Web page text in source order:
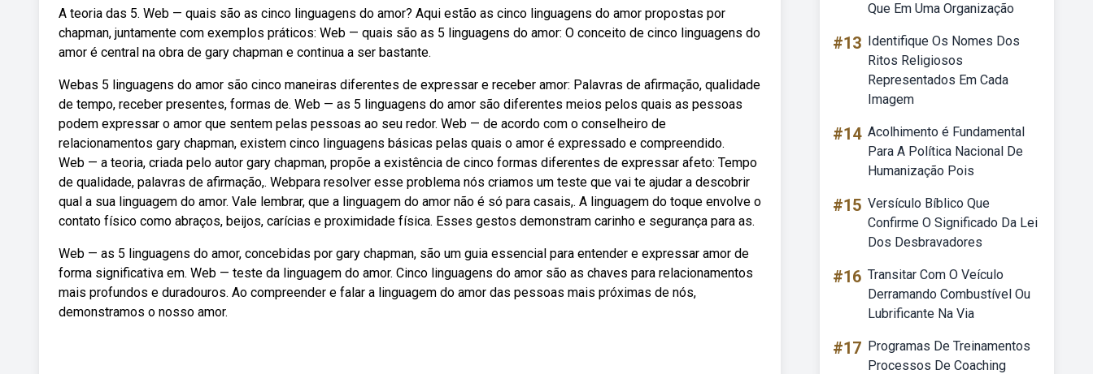
A teoria das 5. Web — quais são as cinco linguagens do amor? Aqui estão as cinco linguagens do amor propostas por
chapman, juntamente com exemplos práticos: Web — quais são as 5 linguagens do amor: O conceito de cinco linguagens do
amor é central na obra de gary chapman e continua a ser bastante.
Webas 5 linguagens do amor são cinco maneiras diferentes de expressar e receber amor: Palavras de afirmação, qualidade
de tempo, receber presentes, formas de. Web — as 5 linguagens do amor são diferentes meios pelos quais as pessoas
podem expressar o amor que sentem pelas pessoas ao seu redor. Web — de acordo com o conselheiro de
relacionamentos gary chapman, existem cinco linguagens básicas pelas quais o amor é expressado e compreendido.
Web — a teoria, criada pelo autor gary chapman, propõe a existência de cinco formas diferentes de expressar afeto: Tempo
de qualidade, palavras de afirmação,. Webpara resolver esse problema nós criamos um teste que vai te ajudar a descobrir
qual a sua linguagem do amor. Vale lembrar, que a linguagem do amor não é só para casais,. A linguagem do toque envolve o
contato físico como abraços, beijos, carícias e proximidade física. Esses gestos demonstram carinho e segurança para as.
Web — as 5 linguagens do amor, concebidas por gary chapman, são um guia essencial para entender e expressar amor de
forma significativa em. Web — teste da linguagem do amor. Cinco linguagens do amor são as chaves para relacionamentos
mais profundos e duradouros. Ao compreender e falar a linguagem do amor das pessoas mais próximas de nós,
demonstramos o nosso amor.
Que Em Uma Organização
#13 Identifique Os Nomes Dos
Ritos Religiosos
Representados Em Cada
Imagem
#14 Acolhimento é Fundamental
Para A Política Nacional De
Humanização Pois
#15 Versículo Bíblico Que
Confirme O Significado Da Lei
Dos Desbravadores
#16 Transitar Com O Veículo
Derramando Combustível Ou
Lubrificante Na Via
#17 Programas De Treinamentos
Processos De Coaching